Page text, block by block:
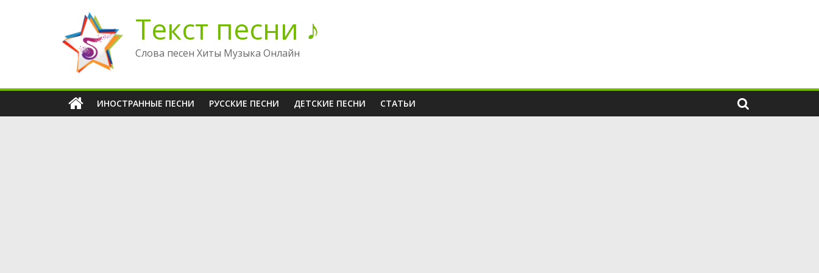
содержимому
Текст песни ♪
Слова песен Хиты Музыка Онлайн
ИНОСТРАННЫЕ ПЕСНИ РУССКИЕ ПЕСНИ ДЕТСКИЕ ПЕСНИ СТАТЬИ